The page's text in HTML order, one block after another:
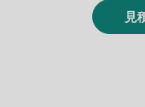
見